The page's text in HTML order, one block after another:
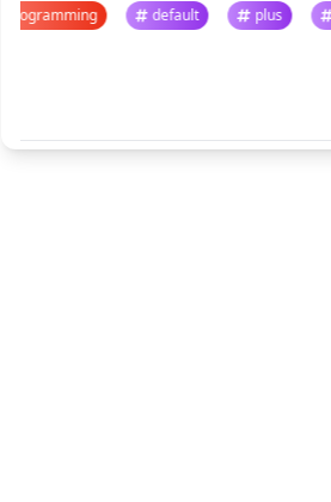
programming default plus